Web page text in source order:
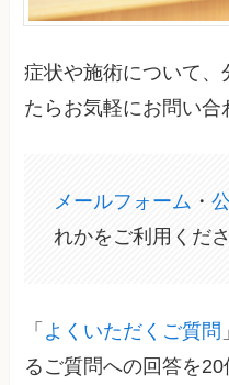
症状や施術について、
たらお気軽にお問い合
メールフォーム ・
れかをご利用くださ
「 よくいただくご質問
るご質問への回答を20